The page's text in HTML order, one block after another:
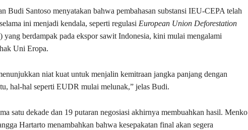
Budi Santoso menyatakan bahwa pembahasan substansi IEU-CEPA telah
ini menjadi kendala, seperti regulasi European Union Deforestation
berdampak pada ekspor sawit Indonesia, kini mulai mengalami
Uni Eropa.
niat kuat untuk menjalin kemitraan jangka panjang dengan
hal-hal seperti EUDR mulai melunak,” jelas Budi.
satu dekade dan 19 putaran negosiasi akhirnya membuahkan hasil. Menko
Hartarto menambahkan bahwa kesepakatan final akan segera